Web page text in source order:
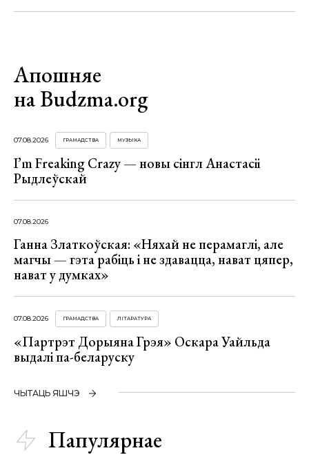
Апошняе
на Budzma.org
07.08.2026 ГРАМАДСТВА МУЗЫКА
I’m Freaking Crazy — новы сінгл Анастасіі
Рыдлеўскай
07.08.2026
Ганна Златкоўская: «Няхай не перамаглі, але
магчы — гэта рабіць і не здавацца, нават цяпер,
нават у думках»
07.08.2026 ГРАМАДСТВА ЛІТАРАТУРА
«Партрэт Дорыяна Грэя» Оскара Уайльда
выдалі па-беларуску
ЧЫТАЦЬ ЯШЧЭ
Папулярнае